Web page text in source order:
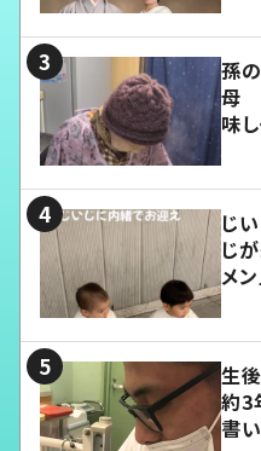
孫
母
味
じ
じ
メン
生
約3
書